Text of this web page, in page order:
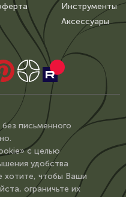
Инструменты
Аксессуары
письменного
с целью
удобства
хотите, чтобы Ваши
ограничьте их